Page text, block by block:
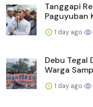
Tanggapi
Paguyuban
1 day ago
Debu Tegal
Warga
1 day ago